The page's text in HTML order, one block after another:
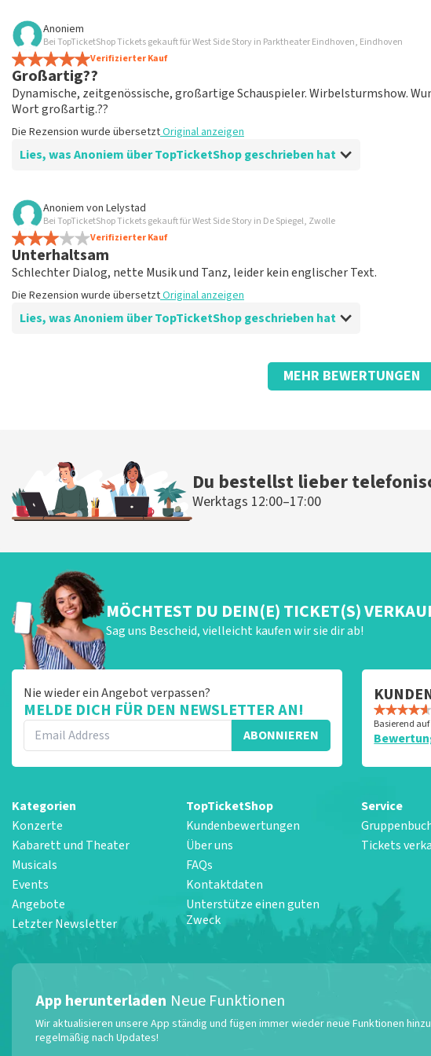
Bewertung von Anoniem über
übersichtlich
ein weiteres großartiges Erlebnis über Top TicketShop. alles ist wieder gut
Die Rezension wurde übersetzt
Anoniem
Bei TopTicketShop Tickets gekauft für West Side Story in Parktheater Eindhoven, Eindhoven
Verifizierter Kauf
Großartig??
Dynamische, zeitgenössische, großartige Schauspieler. Wirbelsturmshow.
Wort großartig.??
Die Rezension wurde übersetztOriginal anzeigen
Lies, was Anoniem über TopTicketShop geschrieben hat
Bewertung von Anoniem über
Geölt
Guter Mailaustausch. Und effizient organisiert. Einfach gut organisiert.
Die Rezension wurde übersetzt
Anoniem von Lelystad
Bei TopTicketShop Tickets gekauft für West Side Story in De Spiegel, Zwolle
Verifizierter Kauf
Unterhaltsam
Schlechter Dialog, nette Musik und Tanz, leider kein englischer Text.
Die Rezension wurde übersetztOriginal anzeigen
Lies, was Anoniem über TopTicketShop geschrieben hat
Seltsam, der Name auf dem Ticket.
Beste klant, Bedankt voor het schrijven van een review op onze website.
ons zo onze dienstverlening te verbeteren en ook helpt u andere
hebben uw review gelezen en willen er graag op reageren. Het klopt dat er
dat u ondanks de verwarring toch een fantastische avond heeft gehad.
Antwort von TopTicketShop
MEHR BEWERTUNGEN
Du bestellst lieber
Werktags 12:00–17:00
MÖCHTEST DU DEIN(E) TICKET(S)
Sag uns Bescheid, vielleicht kaufen wir sie dir ab!
Nie wieder ein Angebot verpassen?
MELDE DICH FÜR DEN NEWSLETTER AN!
ABONNIEREN
Basierend auf
Kategorien
Konzerte
Kabarett und Theater
Musicals
Events
Angebote
Letzter Newsletter
TopTicketShop
Kundenbewertungen
Über uns
FAQs
Kontaktdaten
Unterstütze einen guten
Zweck
Service
Tickets
App herunterladen Neue Funktionen
Wir aktualisieren unsere App ständig und fügen immer wieder neue Funktionen
regelmäßig nach Updates!